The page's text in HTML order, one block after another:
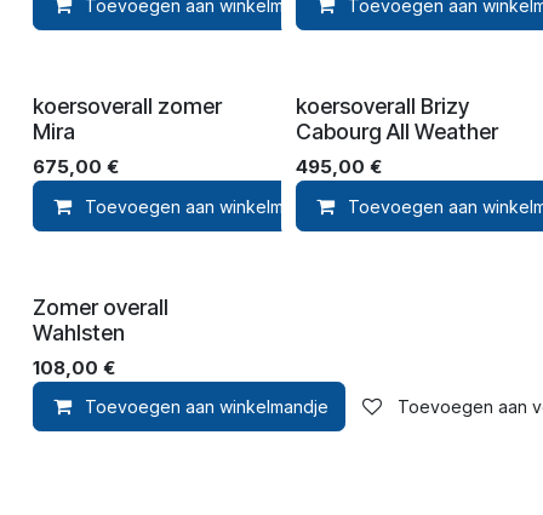
Toevoegen aan winkelmandje Toevoegen aan
Toevoegen aan
koersoverall zomer
Mira
675,00 €
Toevoegen aan winkelmandje Toevoegen aan
koersoverall Brizy
Cabourg All Weather
495,00 €
Toevoegen aan
Zomer overall
Wahlsten
108,00 €
Toevoegen aan winkelmandje Toevoegen aan